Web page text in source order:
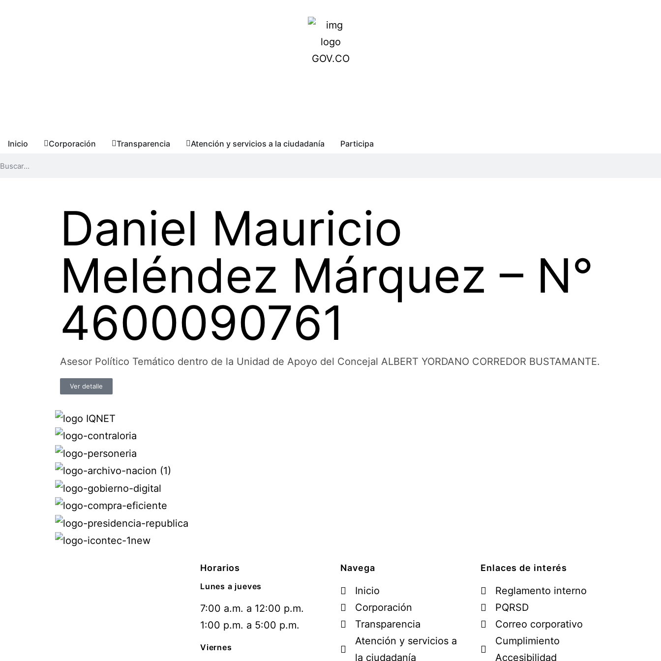
Inicio Corporación Transparencia Atención y servicios a la ciudadanía Participa
Daniel Mauricio
Meléndez Márquez – N°
4600090761
Asesor Político Temático dentro de la Unidad de Apoyo del Concejal ALBERT YORDANO CORREDOR BUSTAMANTE.
Ver detalle
Horarios
Lunes a jueves
7:00 a.m. a 12:00 p.m.
1:00 p.m. a 5:00 p.m.
Viernes
Navega
Inicio
Corporación
Transparencia
Atención y servicios a
la ciudadanía
Enlaces de interés
Reglamento interno
PQRSD
Correo corporativo
Cumplimiento
Accesibilidad